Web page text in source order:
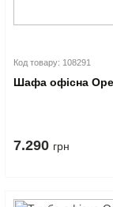
Код товару: 108291
Шафа офісна
7.290 грн